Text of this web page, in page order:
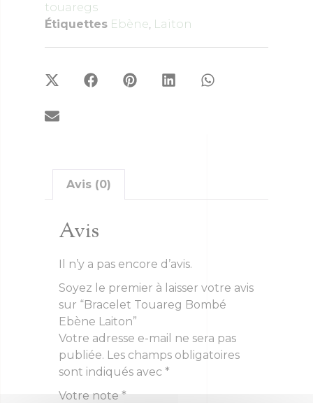
touaregs
Étiquettes Ebène, Laiton
Avis (0)
Avis
Il n’y a pas encore d’avis.
Soyez le premier à laisser votre avis
sur “Bracelet Touareg Bombé
Ebène Laiton”
Votre adresse e-mail ne sera pas
publiée. Les champs obligatoires
sont indiqués avec *
Votre note *